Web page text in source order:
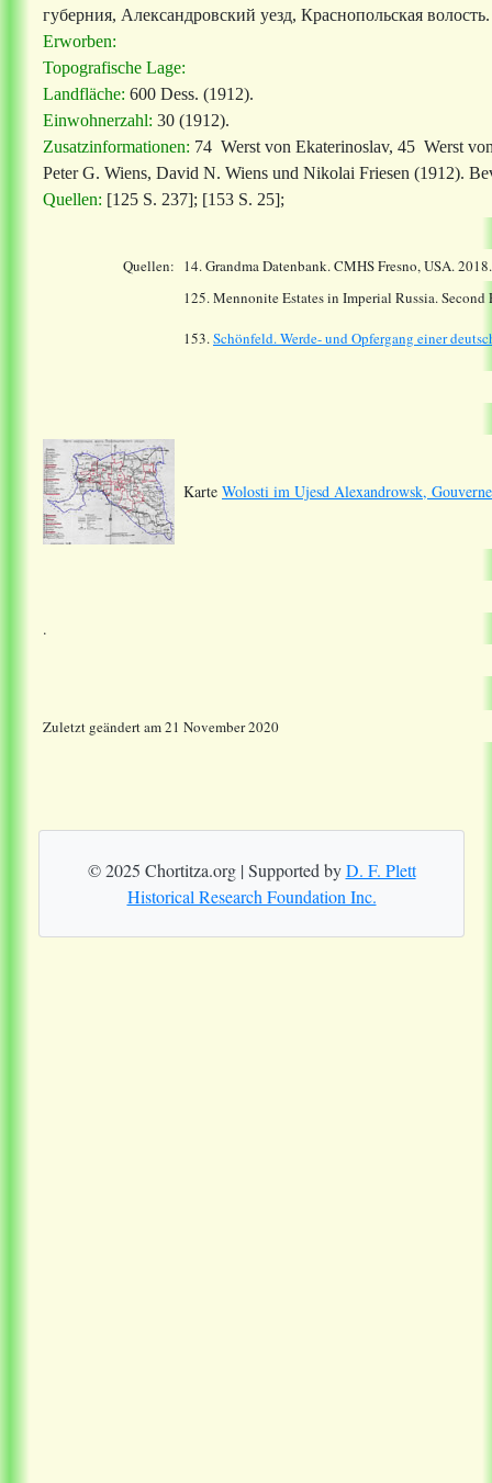
губерния, Александровский уезд, Краснопольская волость.
Erworben:
Topografische Lage:
Landfläche: 600 Dess. (1912).
Einwohnerzahl: 30 (1912).
Zusatzinformationen: 74 Werst von Ekaterinoslav, 45 Werst
Peter G. Wiens, David N. Wiens und Nikolai Friesen (1912).
Quellen: [125 S. 237]; [153 S. 25];
Quellen: 14.Grandma Datenbank. CMHS Fresno, USA.
125. Mennonite Estates in Imperial Russia.
153.Schönfeld. Werde- und Opfergang einer
Karte Wolosti im Ujesd Alexandrowsk,
.
Zuletzt geändert am 21 November 2020
© 2025 Chortitza.org | Supported byD. F. Plett
Historical Research Foundation Inc.